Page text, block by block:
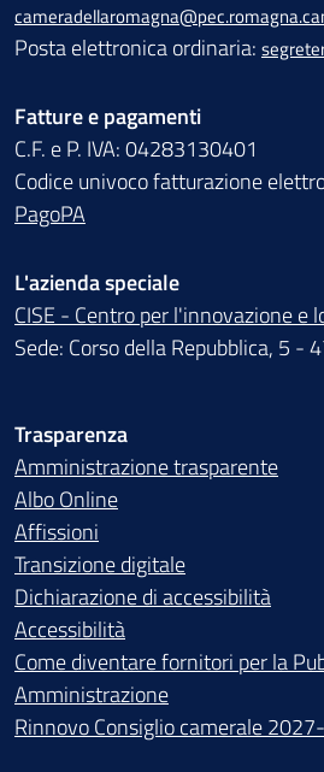
Posta elettronica ordinaria:
Fatture e pagamenti
C.F. e P. IVA: 04283130401
Codice univoco fatturazione
PagoPA
L'azienda speciale
CISE - Centro per l'innovazione e
Sede: Corso della Repubblica, 5 -
Trasparenza
Amministrazione trasparente
Albo Online
Affissioni
Transizione digitale
Dichiarazione di accessibilità
Accessibilità
Come diventare fornitori per la
Amministrazione
Rinnovo Consiglio camerale